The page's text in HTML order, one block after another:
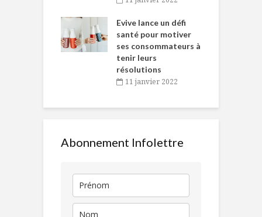
Evive lance un défi
santé pour motiver
ses consommateurs à
tenir leurs
résolutions
11 janvier 2022
Abonnement Infolettre